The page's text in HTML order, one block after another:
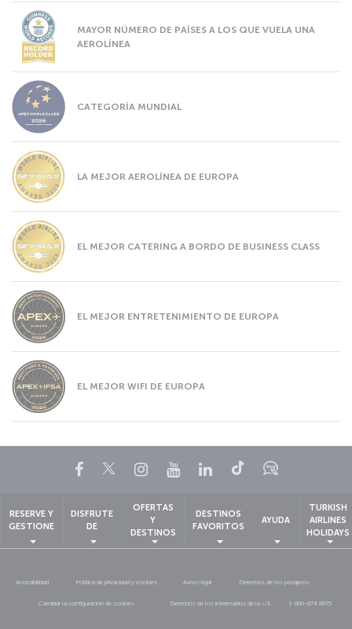
MAYOR NÚMERO DE PAÍSES A LOS QUE VUELA UNA
AEROLÍNEA
CATEGORÍA MUNDIAL
LA MEJOR AEROLÍNEA DE EUROPA
EL MEJOR CATERING A BORDO DE BUSINESS CLASS
EL MEJOR ENTRETENIMIENTO DE EUROPA
EL MEJOR WIFI DE EUROPA
Facebook
TwitterInstagram
YouTubeLinkedIn
TikTokBlog
RESERVE Y
GESTIONE
DISFRUTE
DE
OFERTAS
Y
DESTINOS
DESTINOS
FAVORITOS
AYUDA
TURKISH
AIRLINES
HOLIDAYS
Accesibilidad Política de privacidad y cookies Aviso legal Derechos de los pasajeros
Cambiar la configuración de cookies Derechos de los interesados de la UE 1-800-874 8875